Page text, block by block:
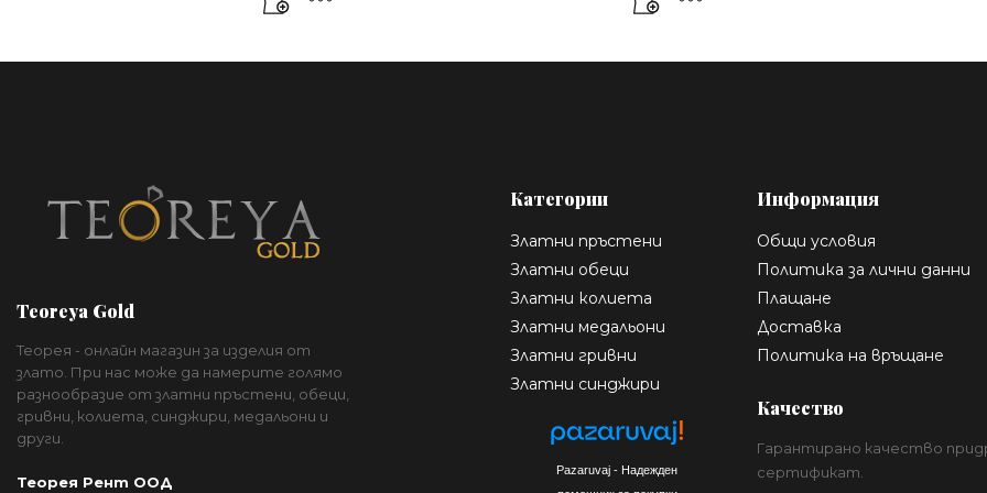
Teoreya Gold
Теорея - онлайн магазин за изделия от
злато. При нас може да намерите голямо
разнообразие от златни пръстени, обеци,
гривни, колиета, синджири, медальони и
други.
Теорея Рент ООД
Категории
Златни пръстени
Златни обеци
Златни колиета
Златни медальони
Златни гривни
Златни синджири
Pazaruvaj - Надежден
Информация
Общи условия
Политика за лични данни
Плащане
Доставка
Политика на връщане
Качество
Гарантирано качество
сертификат.